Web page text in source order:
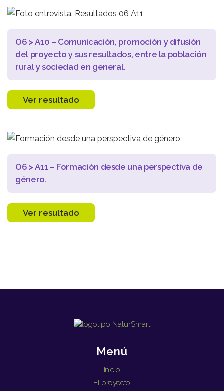
O6 >A10 – Comunicación, promoción y difusión
del proyecto y sus resultados, entre la población
rural y sociedad en general.
Ver resultado
O6 >A11 – Formación desde una perspectiva de
género.
Ver resultado
Menú
Inicio
El proyecto